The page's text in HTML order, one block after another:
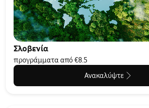
Σλοβενία
προγράμματα από €8.5
Ανακαλύψτε